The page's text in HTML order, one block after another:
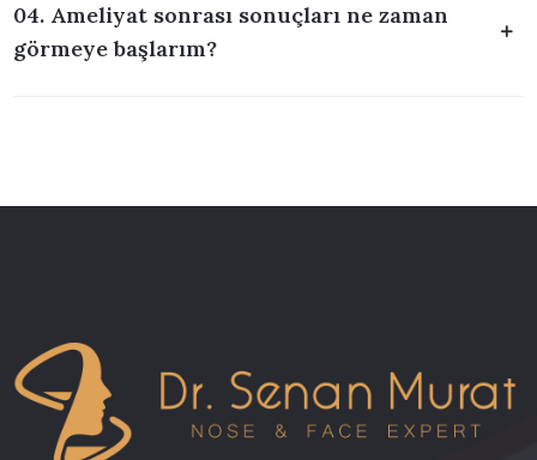
04. Ameliyat sonrası sonuçları ne zaman
görmeye başlarım?